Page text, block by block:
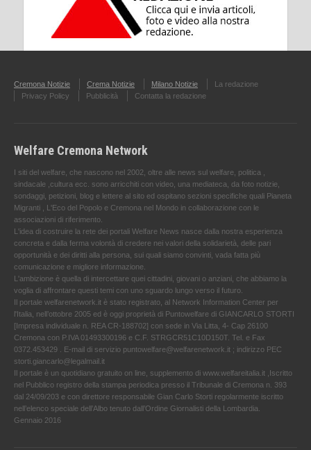
Cremona Notizie Crema Notizie Milano Notizie
La redazione
Privacy Policy
Pubblicità Contatta la redazione
Welfare Cremona Network
I siti del welfare, che nascono nel 2002, oltre alle news sul welfare, politica ,
sindacale ,cultura ecc. sono arricchiti con video, una mediateca, da foto notizie,
sondaggi, petizioni, blog e lettere al sito ed ospitano sezioni specifiche quali Pianeta
Migranti , L'Eco del Popolo e Cremona nel Mondo in collaborazione con le
associazioni di riferimento.
L'idea di costruire la rete dei portali Welfare News nasce dalla nostra esperienza
concreta e dalla ferma volontà di credere nei valori della solidarietà, delle pari
opportunità e dei diritti alla persona, sui quali siamo convinti, vada fatta più
comunicazione e migliore informazione.
L'ambizione è quella di intercettare quei cittadini, giovani o anziani, che abbiamo la
voglia di affrontare questi temi con uno sguardo lungo verso il futuro.
Il portale welfarenetwork.it è stato registrato, al Network Information Center per
l'Italia, nell’ottobre 2005 ed è oggi proprietà di Puntowelfare di GIANCARLO STORTI
[Impresa individuale n. REA CR-188702] con sede in Via Litta, 4- Cap 26100
Cremona con P.IVA 01493300196 e C.F. STRGCR51C10D150T. Tel. e Fax
0372.453429 . E-mail di servizio puntowelfare@welfarenetwork.it ; indirizzo PEC
storti.giancarlo@legalmail.it
Il portale è un quotidiano gratuito on line, supplemento di www.welfareitalia.it ,Iscritto
nel Pubblico registro della stampa periodica presso il Tribunale di Cremona n. 393
dal 24/09/203 e con direttore responsabile Gian Carlo Storti regolarmente iscritto
nell’elenco speciale dell’Albo tenuto dall’Ordine Giornalisti della Lombardia.
Gennaio 2016